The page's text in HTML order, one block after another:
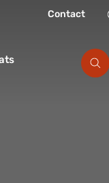
Formations
Contact